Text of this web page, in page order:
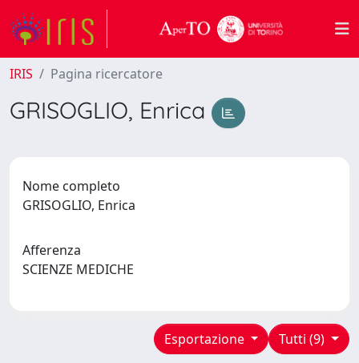
IRIS Pagina ricercatore
GRISOGLIO, Enrica
Nome completo
GRISOGLIO, Enrica
Afferenza
SCIENZE MEDICHE
Tutti (9)
Esportazione